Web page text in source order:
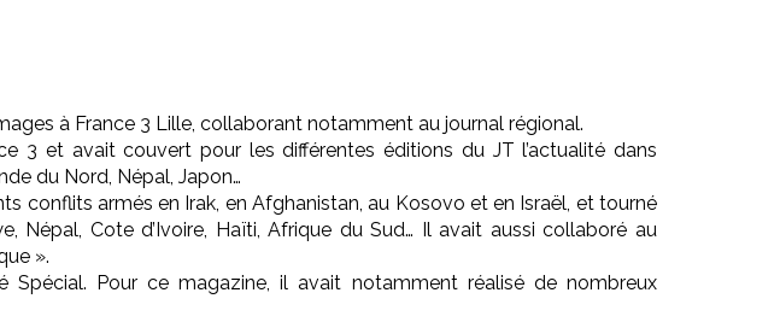
à France 3 Lille, collaborant notamment au journal régional.
3 et avait couvert pour les différentes éditions du JT l’actualité dans
du Nord, Népal, Japon…
conflits armés en Irak, en Afghanistan, au Kosovo et en Israël, et tourné
Cote d’Ivoire, Haïti, Afrique du Sud… Il avait aussi collaboré au
».
Spécial. Pour ce magazine, il avait notamment réalisé de nombreux